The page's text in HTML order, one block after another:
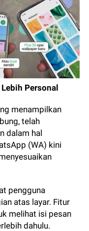
Personal
menampilkan
telah
dalam hal
(WA) kini
pengguna
atas layar. Fitur
melihat isi pesan
dahulu.